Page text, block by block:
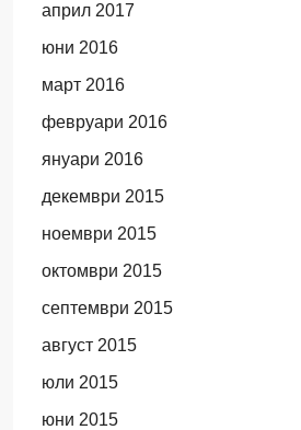
април 2017
юни 2016
март 2016
февруари 2016
януари 2016
декември 2015
ноември 2015
октомври 2015
септември 2015
август 2015
юли 2015
юни 2015